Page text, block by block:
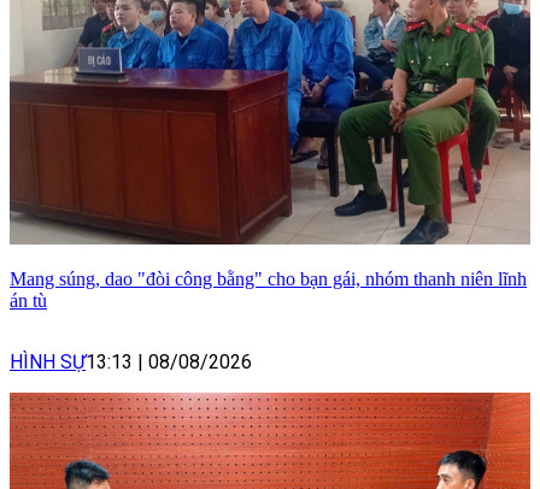
Mang súng, dao "đòi công bằng" cho bạn gái, nhóm thanh niên lĩnh
án tù
HÌNH SỰ13:13 | 08/08/2026